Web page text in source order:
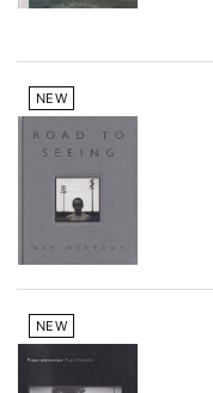
NEW
NEW